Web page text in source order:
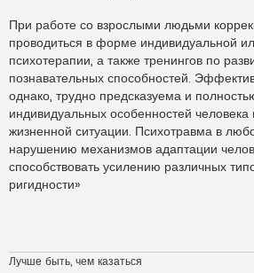
При работе со взрослыми людьми
проводиться в форме индивидуальной
психотерапии, а также тренингов по
познавательных способностей.
однако, трудно предсказуема и
индивидуальных особенностей человека
жизненной ситуации. Психотравма в
нарушению механизмов адаптации
способствовать усилению различных
ригидности»
Лучше быть, чем казаться